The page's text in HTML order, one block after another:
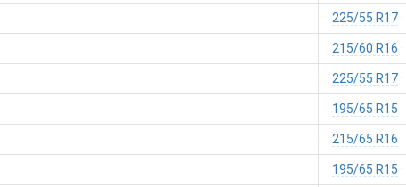
225/55 R17
215/60 R16
225/55 R17
195/65 R15
215/65 R16
195/65 R15